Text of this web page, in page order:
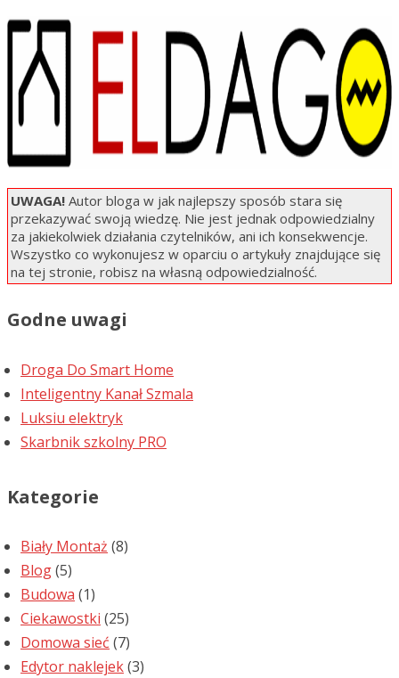
UWAGA! Autor bloga w jak najlepszy sposób stara się
przekazywać swoją wiedzę. Nie jest jednak odpowiedzialny
za jakiekolwiek działania czytelników, ani ich konsekwencje.
Wszystko co wykonujesz w oparciu o artykuły znajdujące się
na tej stronie, robisz na własną odpowiedzialność.
Godne uwagi
Droga Do Smart Home
Inteligentny Kanał Szmala
Luksiu elektryk
Skarbnik szkolny PRO
Kategorie
Biały Montaż (8)
Blog(5)
Budowa (1)
Ciekawostki (25)
Domowa sieć (7)
Edytor naklejek(3)